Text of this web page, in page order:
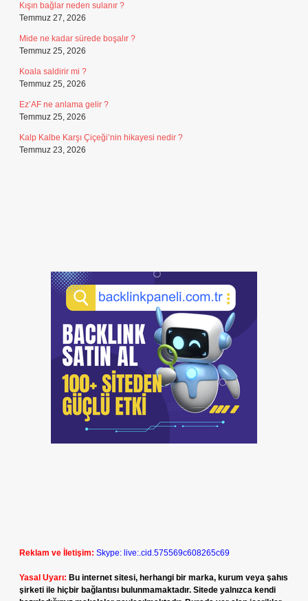
Kışın bağlar neden sulanır ?
Temmuz 27, 2026
Mide ne kadar sürede boşalır ?
Temmuz 25, 2026
Koala saldirir mi ?
Temmuz 25, 2026
Ez’AF ne anlama gelir ?
Temmuz 25, 2026
Kalp Kalbe Karşı Çiçeği’nin hikayesi nedir ?
Temmuz 23, 2026
Reklam ve İletişim: Skype: live:.cid.575569c608265c69
Yasal Uyarı: Bu internet sitesi, herhangi bir marka, kurum veya şahıs
şirketi ile hiçbir bağlantısı bulunmamaktadır. Sitede yalnızca kendi